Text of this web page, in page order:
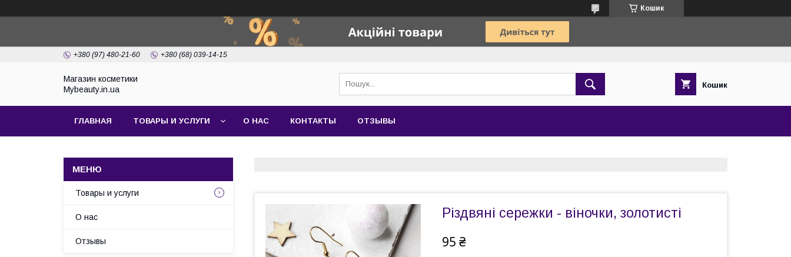
Кошик
+380 (97) 480-21-60 +380 (68) 039-14-15
Магазин косметики
Mybeauty.in.ua
Кошик
ГЛАВНАЯ ТОВАРЫ И УСЛУГИ О НАС КОНТАКТЫ ОТЗЫВЫ
Різдвяні сережки - віночки, золотисті
95 ₴
Товары и услуги
О нас
Отзывы